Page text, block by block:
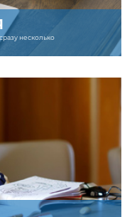
несколько